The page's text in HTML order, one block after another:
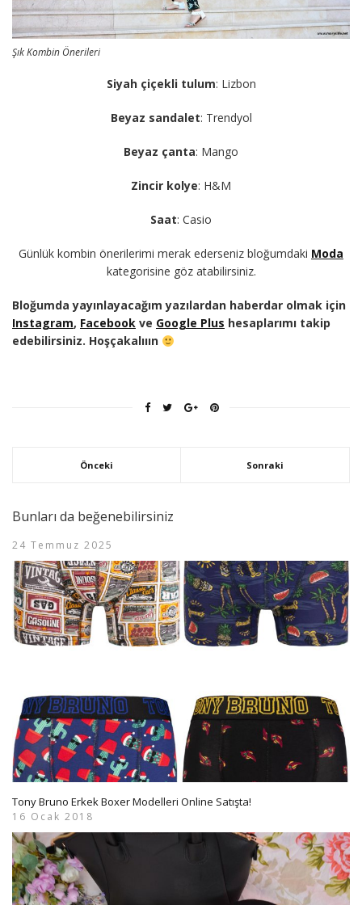
Şık Kombin Önerileri
Siyah çiçekli tulum: Lizbon
Beyaz sandalet: Trendyol
Beyaz çanta: Mango
Zincir kolye: H&M
Saat: Casio
Günlük kombin önerilerimi merak ederseniz bloğumdaki Moda
kategorisine göz atabilirsiniz.
Bloğumda yayınlayacağım yazılardan haberdar olmak için
Instagram, Facebook ve Google Plus hesaplarımı takip
edebilirsiniz. Hoşçakalııın
Önceki Sonraki
Bunları da beğenebilirsiniz
24 Temmuz 2025
Tony Bruno Erkek Boxer Modelleri Online Satışta!
16 Ocak 2018